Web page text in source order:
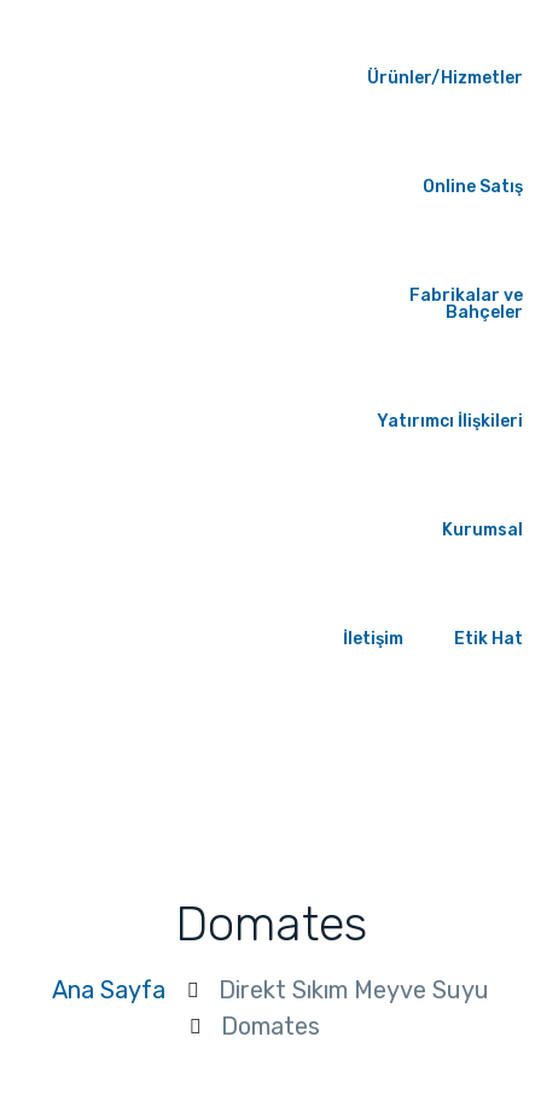
Ürünler/Hizmetler
Online Satış
Fabrikalar ve
Bahçeler
Yatırımcı İlişkileri
Kurumsal
İletişim Etik Hat
Domates
Ana Sayfa
Direkt Sıkım Meyve Suyu
Domates